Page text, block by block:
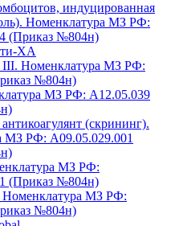
индуцированная
Номенклатура МЗ РФ:
(Приказ №804н)
ХА
Номенклатура МЗ РФ:
№804н)
МЗ РФ: A12.05.039
(скрининг).
МЗ РФ: A09.05.029.001
МЗ РФ:
(Приказ №804н)
Номенклатура МЗ РФ:
№804н)